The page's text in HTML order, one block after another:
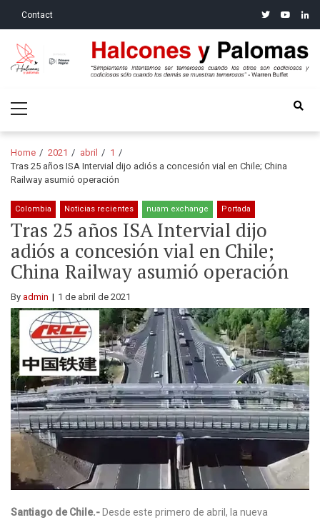
Contact twitteryoutube
Halcones y Palomas
Menu
Home 2021 abril
1
Tras 25 años ISA Intervial dijo adiós a concesión vial en Chile; China
Railway asumió operación
Colombia Noticias recientes nuam exchange Portada
Tras 25 años ISA Intervial dijo
adiós a concesión vial en Chile;
China Railway asumió operación
By admin 1 de abril de 2021
Santiago de Chile.-Desde este primero de abril, la nueva